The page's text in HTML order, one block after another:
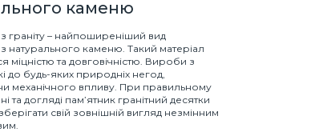
каменю
граніту – найпоширеніший вид
натурального каменю. Такий матеріал
міцністю та довговічністю. Вироби з
до будь-яких природніх негод,
механічного впливу. При правильному
та догляді пам’ятник гранітний десятки
свій зовнішній вигляд незмінним